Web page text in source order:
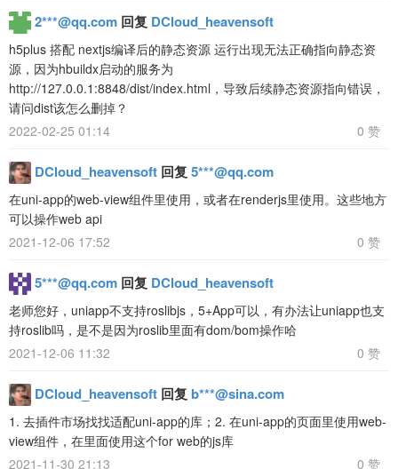
2***@qq.com 回复 DCloud_heavensoft
h5plus 搭配 nextjs编译后的静态资源 运行出现无法正确指向静态资
源，因为hbuildx启动的服务为
http://127.0.0.1:8848/dist/index.html，导致后续静态资源指向错误，
请问dist该怎么删掉？
2022-02-25 01:14
0 赞
DCloud_heavensoft 回复 5***@qq.com
在uni-app的web-view组件里使用，或者在renderjs里使用。这些地方
可以操作web api
2021-12-06 17:52
0 赞
5***@qq.com 回复 DCloud_heavensoft
老师您好，uniapp不支持roslibjs，5+App可以，有办法让uniapp也支
持roslib吗，是不是因为roslib里面有dom/bom操作哈
2021-12-06 11:32
0 赞
DCloud_heavensoft 回复 b***@sina.com
1. 去插件市场找找适配uni-app的库；2. 在uni-app的页面里使用web-
view组件，在里面使用这个for web的js库
2021-11-30 21:13
0 赞